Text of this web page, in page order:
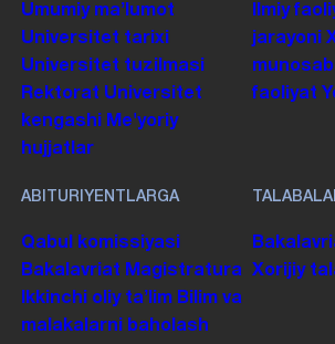
Umumiy maʼlumot
Universitet tarixi
Universitet tuzilmasi
Rektorat Universitet
kengashi
Me'yoriy
hujjatlar
Ilmiy
jarayoni
faoliyat
ABITURIYENTLARGA
Qabul komissiyasi
Bakalavriat Magistratura
Ikkinchi oliy taʼlim Bilim va
malakalarni baholash
Xorijiy